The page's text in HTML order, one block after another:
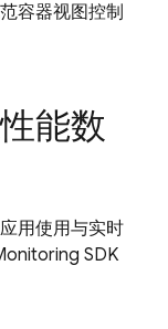
容器视图控制
能数
用使用与实时
SDK